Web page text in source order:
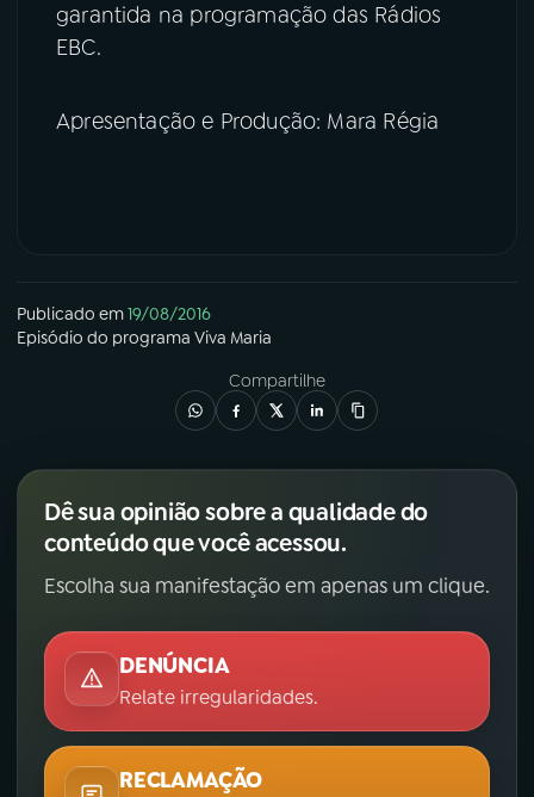
garantida na programação das Rádios
EBC.
Apresentação e Produção: Mara Régia
Publicado em19/08/2016
Episódio do programa Viva Maria
Compartilhe
Dê sua opinião sobre a qualidade do
conteúdo que você acessou.
Escolha sua manifestação em apenas um clique.
DENÚNCIA
Relate irregularidades.
RECLAMAÇÃO